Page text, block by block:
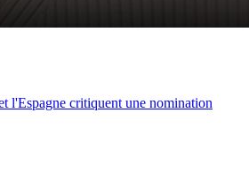
l'Espagne critiquent une nomination